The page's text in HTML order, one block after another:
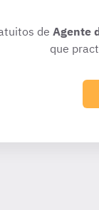
de Agente
que